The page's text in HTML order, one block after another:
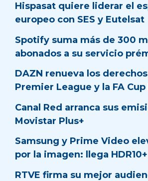
Hispasat quiere liderar el
europeo con SES y Eutelsat
Spotify suma más de 300
abonados a su servicio
DAZN renueva los
Premier League y la FA Cup
Canal Red arranca sus
Movistar Plus+
Samsung y Prime Video
por la imagen: llega
RTVE firma su mejor